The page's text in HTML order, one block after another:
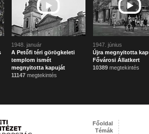
1948. január
A Petőfi téri görögkeleti
templom ismét
megnyitotta kapuját
11147 megtekintés
1947. június
Újra megnyitotta
Fővárosi Állatkert
10389 megtekintés
Főoldal
Témák